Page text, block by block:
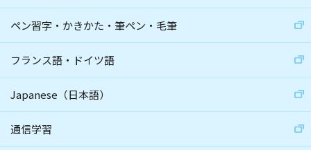
ペン習字・かきかた・筆ペン・毛筆
フランス語・ドイツ語
Japanese（日本語）
通信学習